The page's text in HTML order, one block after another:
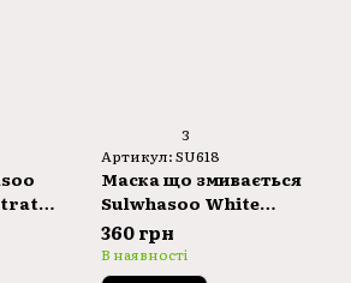
3
Артикул: SU618
Маска що змивається
Sulwhasoo White
Ginseng Radiance
Refining Mask 35ml
360 грн
В наявності